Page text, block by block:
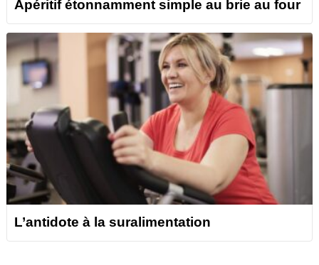
Apéritif étonnamment simple au brie au four
L’antidote à la suralimentation